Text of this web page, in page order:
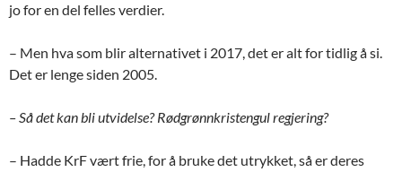
jo for en del felles verdier.
– Men hva som blir alternativet i 2017, det er alt for tidlig å si.
Det er lenge siden 2005.
– Så det kan bli utvidelse? Rødgrønnkristengul regjering?
– Hadde KrF vært frie, for å bruke det utrykket, så er deres